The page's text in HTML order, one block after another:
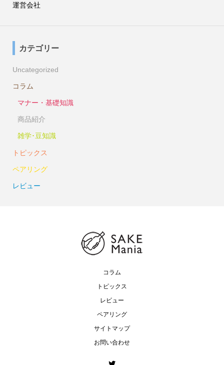
運営会社
カテゴリー
Uncategorized
コラム
マナー・基礎知識
商品紹介
雑学･豆知識
トピックス
ペアリング
レビュー
コラム
トピックス
レビュー
ペアリング
サイトマップ
お問い合わせ